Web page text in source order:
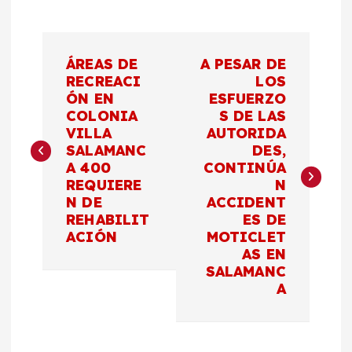
e
ÁREAS DE
RECREACI
ÓN EN
COLONIA
VILLA
SALAMANC
A 400
REQUIERE
N DE
REHABILIT
ACIÓN
A PESAR DE
LOS
ESFUERZO
S DE LAS
AUTORIDA
DES,
CONTINÚA
N
ACCIDENT
ES DE
MOTICLET
AS EN
SALAMANC
A